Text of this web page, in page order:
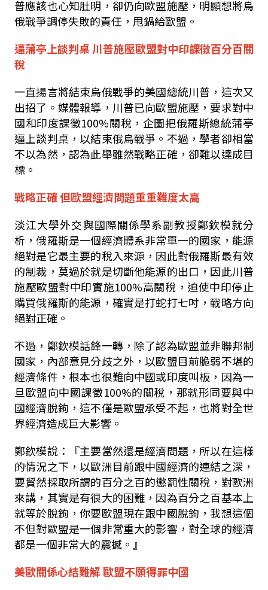
普應該也心知肚明，卻仍向歐盟施壓，明顯想將烏
俄戰爭調停失敗的責任，甩鍋給歐盟。
逼蒲亭上談判桌川普施壓歐盟對中印課徵百分百關
稅
一直揚言將結束烏俄戰爭的美國總統川普，這次又
出招了。媒體報導，川普已向歐盟施壓，要求對中
國和印度課徵100%關稅，企圖把俄羅斯總統蒲亭
逼上談判桌，以結束俄烏戰爭。不過，學者卻相當
不以為然，認為此舉雖然戰略正確，卻難以達成目
標。
戰略正確但歐盟經濟問題重重難度太高
淡江大學外交與國際關係學系副教授鄭欽模就分
析，俄羅斯是一個經濟體系非常單一的國家，能源
絕對是它最主要的稅入來源，因此對俄羅斯最有效
的制裁，莫過於就是切斷他能源的出口，因此川普
施壓歐盟對中印實施100%高關稅，迫使中印停止
購買俄羅斯的能源，確實是打蛇打七吋，戰略方向
絕對正確。
不過，鄭欽模話鋒一轉，除了認為歐盟並非聯邦制
國家，內部意見分歧之外，以歐盟目前脆弱不堪的
經濟條件，根本也很難向中國或印度叫板，因為一
旦歐盟向中國課徵100%的關稅，那就形同要與中
國經濟脫鉤，這不僅是歐盟承受不起，也將對全世
界經濟造成巨大影響。
鄭欽模說：『主要當然還是經濟問題，所以在這樣
的情況之下，以歐洲目前跟中國經濟的連結之深，
要貿然採取所謂的百分之百的懲罰性關稅，對歐洲
來講，其實是有很大的困難，因為百分之百基本上
就等於脫鉤，你要歐盟現在跟中國脫鉤，我想這個
不但對歐盟是一個非常重大的影響， 對全球的經濟
都是一個非常大的震撼。』
美歐關係心結難解歐盟不願得罪中國